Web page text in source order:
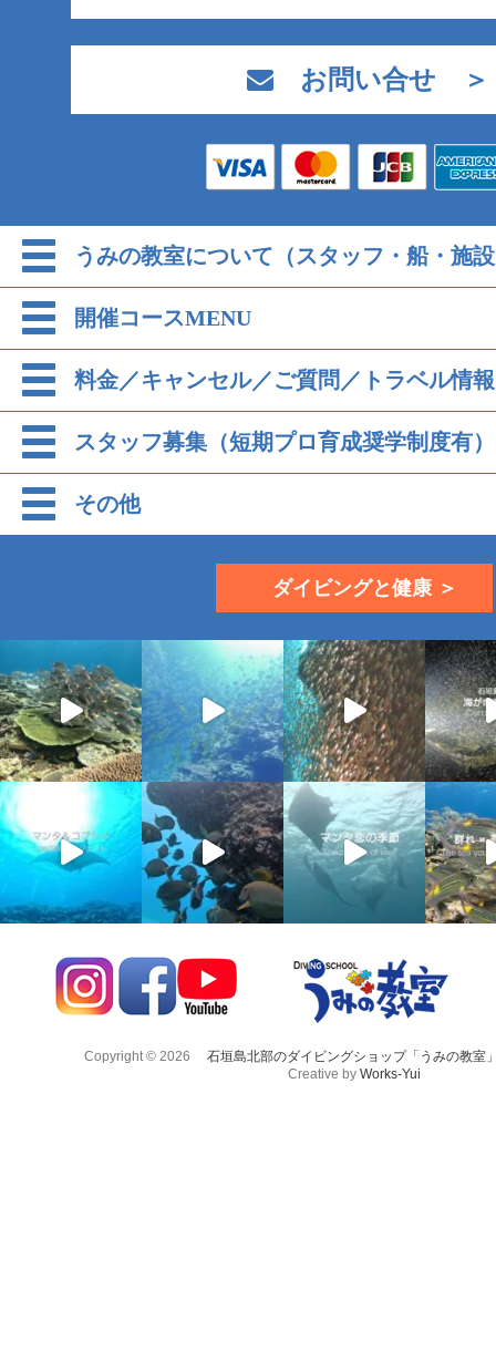
お問い合せ ＞
うみの教室について（スタッフ・船・施
開催コースMENU
料金／キャンセル／ご質問／トラベル情報
スタッフ募集（短期プロ育成奨学制度有）
その他
ダイビングと健康 ＞
Copyright © 2026
石垣島北部のダイビングショップ「うみの教室
Creative by Works-Yui